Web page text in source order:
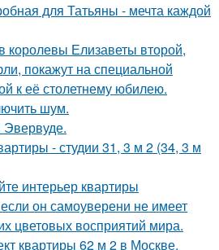
для Татьяны - мечта каждой
королевы Елизаветы второй,
покажут на специальной
к её столетнему юбилею.
шум.
Эвервуде.
- студии 31, 3 м 2 (34, 3 м
интерьер квартиры
он самоуверени не имеет
цветовых восприятий мира.
квартиры 62 м 2 в Москве.